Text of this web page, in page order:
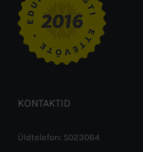
KONTAKTID
Üldtelefon: 5023064